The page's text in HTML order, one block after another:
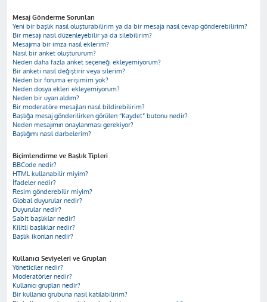
Mesaj Gönderme Sorunları
Yeni bir başlık nasıl oluşturabilirim ya da bir mesaja nasıl cevap gönderebilirim?
Bir mesajı nasıl düzenleyebilir ya da silebilirim?
Mesajıma bir imza nasıl eklerim?
Nasıl bir anket oluştururum?
Neden daha fazla anket seçeneği ekleyemiyorum?
Bir anketi nasıl değiştirir veya silerim?
Neden bir foruma erişimim yok?
Neden dosya ekleri ekleyemiyorum?
Neden bir uyarı aldım?
Bir moderatöre mesajları nasıl bildirebilirim?
Başlığa mesaj gönderilirken görülen “Kaydet” butonu nedir?
Neden mesajımın onaylanması gerekiyor?
Başlığımı nasıl darbelerim?
Biçimlendirme ve Başlık Tipleri
BBCode nedir?
HTML kullanabilir miyim?
İfadeler nedir?
Resim gönderebilir miyim?
Global duyurular nedir?
Duyurular nedir?
Sabit başlıklar nedir?
Kilitli başlıklar nedir?
Başlık ikonları nedir?
Kullanıcı Seviyeleri ve Grupları
Yöneticiler nedir?
Moderatörler nedir?
Kullanıcı grupları nedir?
Bir kullanıcı grubuna nasıl katılabilirim?